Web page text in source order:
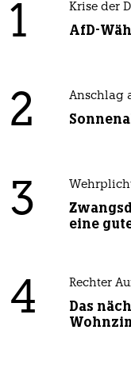
1 Krise der
AfD-
2 Anschlag
3
eine
4 Rechter
Das